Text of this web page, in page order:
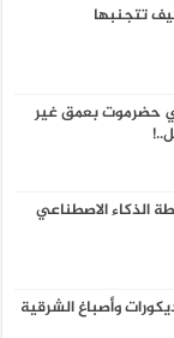
تتجنبها
حضرموت بعمق غير
الذكاء الاصطناعي